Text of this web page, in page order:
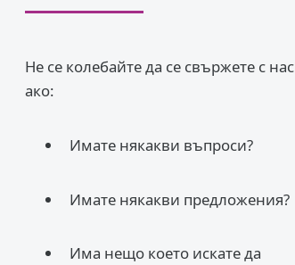
Не се колебайте да се свържете с нас
ако:
Имате някакви въпроси?
Имате някакви предложения?
Има нещо което искате да